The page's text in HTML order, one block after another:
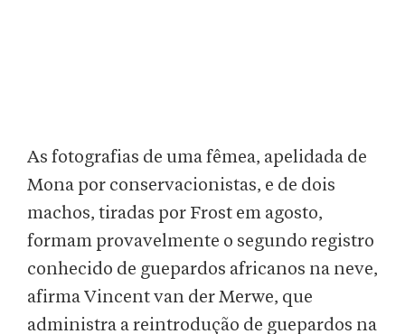
As fotografias de uma fêmea, apelidada de
Mona por conservacionistas, e de dois
machos, tiradas por Frost em agosto,
formam provavelmente o segundo registro
conhecido de guepardos africanos na neve,
afirma Vincent van der Merwe, que
administra a reintrodução de guepardos na